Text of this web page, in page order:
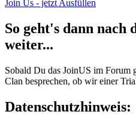
Join Us - jetzt Ausfüllen
So geht's dann nach
weiter...
Sobald Du das JoinUS im Forum
Clan besprechen, ob wir einer
Datenschutzhinweis: